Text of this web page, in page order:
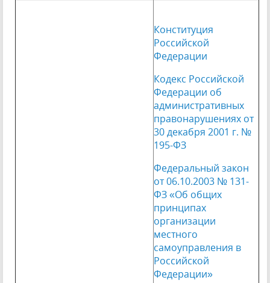
Конституция
Российской
Федерации
Кодекс Российской
Федерации об
административных
правонарушениях от
30 декабря 2001 г. №
195-ФЗ
Федеральный закон
от 06.10.2003 № 131-
ФЗ «Об общих
принципах
организации
местного
самоуправления в
Российской
Федерации»